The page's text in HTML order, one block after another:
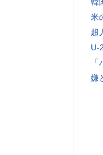
韓
米
超
U-
嫌